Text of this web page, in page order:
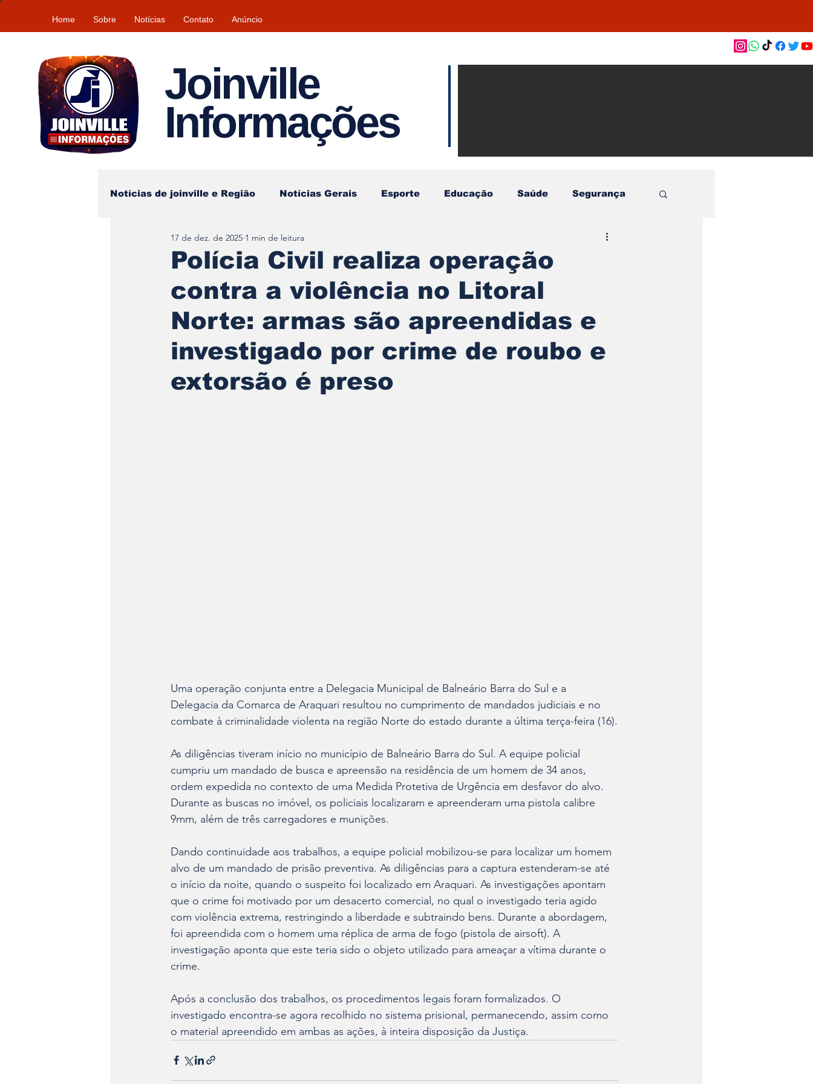
Home Sobre Notícias Contato Anúncio
Joinville
Informações
Notícias de joinville e Região Notícias Gerais Esporte Educação Saúde Segurança
Tempo\clima
Polícia Civil realiza operação
contra a violência no Litoral
Norte: armas são apreendidas e
investigado por crime de roubo e
extorsão é preso
17 de dez. de 2025 1 min de leitura
Uma operação conjunta entre a Delegacia Municipal de Balneário Barra do Sul e a
Delegacia da Comarca de Araquari resultou no cumprimento de mandados judiciais e no
combate à criminalidade violenta na região Norte do estado durante a última terça-feira (16).
As diligências tiveram início no município de Balneário Barra do Sul. A equipe policial
cumpriu um mandado de busca e apreensão na residência de um homem de 34 anos,
ordem expedida no contexto de uma Medida Protetiva de Urgência em desfavor do alvo.
Durante as buscas no imóvel, os policiais localizaram e apreenderam uma pistola calibre
9mm, além de três carregadores e munições.
Dando continuidade aos trabalhos, a equipe policial mobilizou-se para localizar um homem
alvo de um mandado de prisão preventiva. As diligências para a captura estenderam-se até
o início da noite, quando o suspeito foi localizado em Araquari. As investigações apontam
que o crime foi motivado por um desacerto comercial, no qual o investigado teria agido
com violência extrema, restringindo a liberdade e subtraindo bens. Durante a abordagem,
foi apreendida com o homem uma réplica de arma de fogo (pistola de airsoft). A
investigação aponta que este teria sido o objeto utilizado para ameaçar a vítima durante o
crime.
Após a conclusão dos trabalhos, os procedimentos legais foram formalizados. O
investigado encontra-se agora recolhido no sistema prisional, permanecendo, assim como
o material apreendido em ambas as ações, à inteira disposição da Justiça.